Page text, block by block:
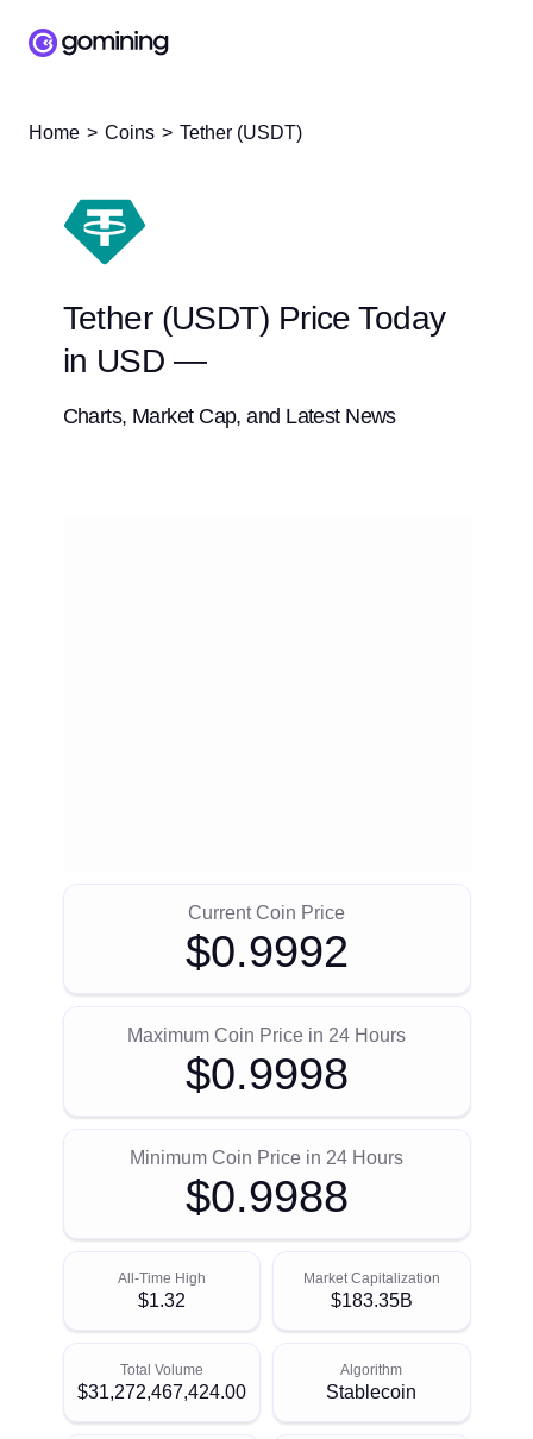
Home Coins Tether (USDT)
Tether (USDT) Price Today
in USD —
Charts, Market Cap, and Latest News
Current Coin Price
$0.9992
Maximum Coin Price in 24 Hours
$0.9998
Minimum Coin Price in 24 Hours
$0.9988
All-Time High
$1.32
Market Capitalization
$183.35B
Total Volume
$31,272,467,424.00
Algorithm
Stablecoin